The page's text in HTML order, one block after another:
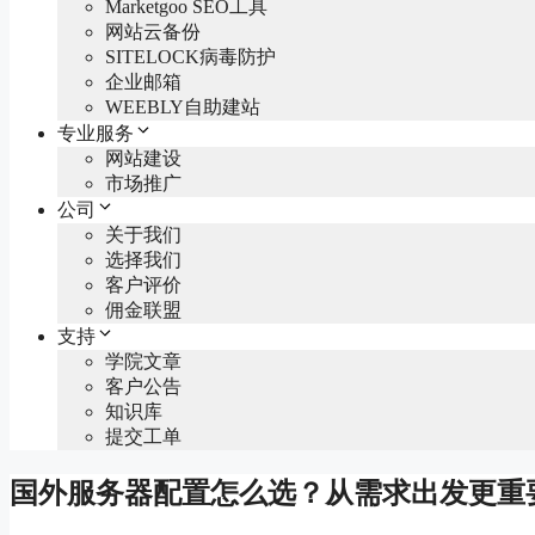
Marketgoo SEO工具
网站云备份
SITELOCK病毒防护
企业邮箱
WEEBLY自助建站
专业服务
网站建设
市场推广
公司
关于我们
选择我们
客户评价
佣金联盟
支持
学院文章
客户公告
知识库
提交工单
国外服务器配置怎么选？从需求出发更重